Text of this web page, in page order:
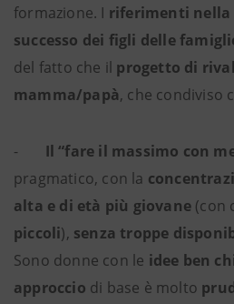
formazione. I riferimenti nella
successo dei figli delle
del fatto che il progetto di
mamma/papà, che condiviso
- Il “fare il massimo con
pragmatico, con la
alta e di età più giovane (con
piccoli), senza troppe
Sono donne con le idee ben
approccio di base è molto